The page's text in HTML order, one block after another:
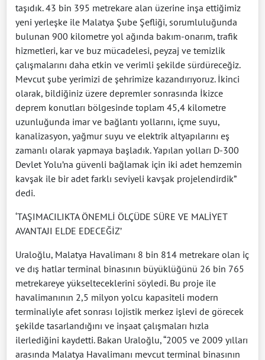
taşıdık. 43 bin 395 metrekare alan üzerine inşa ettiğimiz
yeni yerleşke ile Malatya Şube Şefliği, sorumluluğunda
bulunan 900 kilometre yol ağında bakım-onarım, trafik
hizmetleri, kar ve buz mücadelesi, peyzaj ve temizlik
çalışmalarını daha etkin ve verimli şekilde sürdüreceğiz.
Mevcut şube yerimizi de şehrimize kazandırıyoruz. İkinci
olarak, bildiğiniz üzere depremler sonrasında İkizce
deprem konutları bölgesinde toplam 45,4 kilometre
uzunluğunda imar ve bağlantı yollarını, içme suyu,
kanalizasyon, yağmur suyu ve elektrik altyapılarını eş
zamanlı olarak yapmaya başladık. Yapılan yolları D-300
Devlet Yolu’na güvenli bağlamak için iki adet hemzemin
kavşak ile bir adet farklı seviyeli kavşak projelendirdik”
dedi.
‘TAŞIMACILIKTA ÖNEMLİ ÖLÇÜDE SÜRE VE MALİYET
AVANTAJI ELDE EDECEĞİZ’
Uraloğlu, Malatya Havalimanı 8 bin 814 metrekare olan iç
ve dış hatlar terminal binasının büyüklüğünü 26 bin 765
metrekareye yükselteceklerini söyledi. Bu proje ile
havalimanının 2,5 milyon yolcu kapasiteli modern
terminaliyle afet sonrası lojistik merkez işlevi de görecek
şekilde tasarlandığını ve inşaat çalışmaları hızla
ilerlediğini kaydetti. Bakan Uraloğlu, “2005 ve 2009 yılları
arasında Malatya Havalimanı mevcut terminal binasının